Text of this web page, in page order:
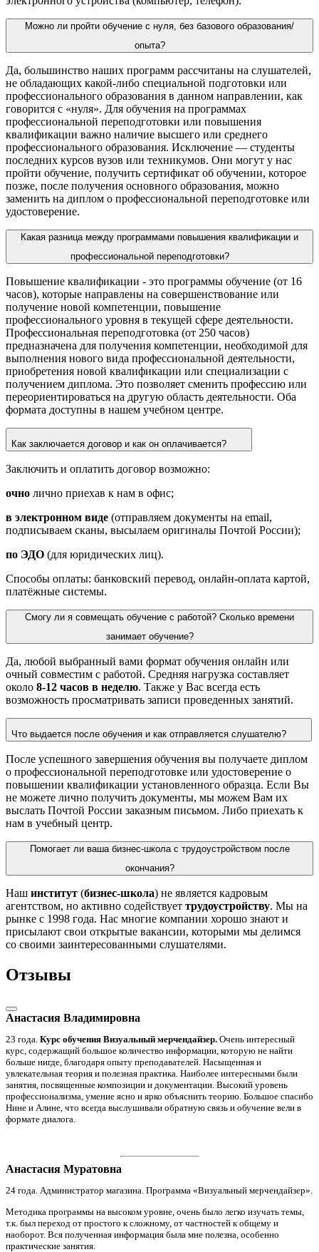
Можно ли пройти обучение с нуля, без базового образования/
опыта?
Да, большинство наших программ рассчитаны на слушателей,
не обладающих какой-либо специальной подготовки или
профессионального образования в данном направлении, как
говорится с «нуля». Для обучения на программах
профессиональной переподготовки или повышения
квалификации важно наличие высшего или среднего
профессионального образования. Исключение — студенты
последних курсов вузов или техникумов. Они могут у нас
пройти обучение, получить сертификат об обучении, которое
позже, после получения основного образования, можно
заменить на диплом о профессиональной переподготовке или
удостоверение.
Какая разница между программами повышения квалификации и
профессиональной переподготовки?
Повышение квалификации - это программы обучение (от 16
часов), которые направлены на совершенствование или
получение новой компетенции, повышение
профессионального уровня в текущей сфере деятельности.
Профессиональная переподготовка (от 250 часов)
предназначена для получения компетенции, необходимой для
выполнения нового вида профессиональной деятельности,
приобретения новой квалификации или специализации с
получением диплома. Это позволяет сменить профессию или
переориентироваться на другую область деятельности. Оба
формата доступны в нашем учебном центре.
Как заключается договор и как он оплачивается?
Заключить и оплатить договор возможно:
очно лично приехав к нам в офис;
в электронном виде (отправляем документы на email,
подписываем сканы, высылаем оригиналы Почтой России);
по ЭДО (для юридических лиц).
Способы оплаты: банковский перевод, онлайн‑оплата картой,
платёжные системы.
Смогу ли я совмещать обучение с работой? Сколько времени
занимает обучение?
Да, любой выбранный вами формат обучения онлайн или
очный совместим с работой. Средняя нагрузка составляет
около 8-12 часов в неделю. Также у Вас всегда есть
возможность просматривать записи проведенных занятий.
Что выдается после обучения и как отправляется слушателю?
После успешного завершения обучения вы получаете диплом
о профессиональной переподготовке или удостоверение о
повышении квалификации установленного образца. Если Вы
не можете лично получить документы, мы можем Вам их
выслать Почтой России заказным письмом. Либо приехать к
нам в учебный центр.
Помогает ли ваша бизнес-школа с трудоустройством после
окончания?
Наш институт (бизнес-школа) не является кадровым
агентством, но активно содействует трудоустройству. Мы на
рынке с 1998 года. Нас многие компании хорошо знают и
присылают свои открытые вакансии, которыми мы делимся
со своими заинтересованными слушателями.
Отзывы
Анастасия Владимировна
23 года. Курс обучения Визуальный мерчендайзер. Очень интересный
курс, содержащий большое количество информации, которую не найти
больше нигде, благодаря опыту преподавателей. Насыщенная и
увлекательная теория и полезная практика. Наиболее интересными были
занятия, посвященные композиции и документации. Высокий уровень
профессионализма, умение ясно и ярко объяснить теорию. Большое спасибо
Нине и Алине, что всегда выслушивали обратную связь и обучение вели в
формате диалога.
Анастасия Муратовна
24 года. Администратор магазина. Программа «Визуальный мерчендайзер».
Методика программы на высоком уровне, очень было легко изучать темы,
т.к. был переход от простого к сложному, от частностей к общему и
наоборот. Вся полученная информация была мне полезна, особенно
практические занятия.